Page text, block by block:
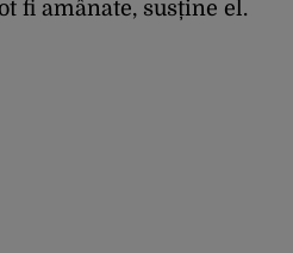
fi amânate, susține el.